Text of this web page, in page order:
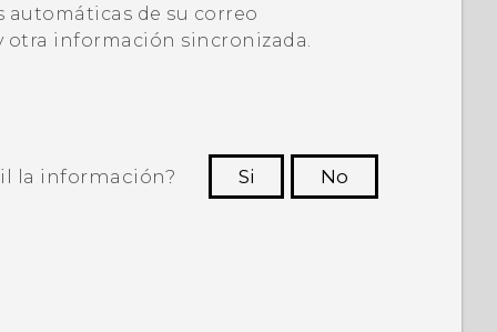
de su correo
otra información sincronizada.
la información? Si
No